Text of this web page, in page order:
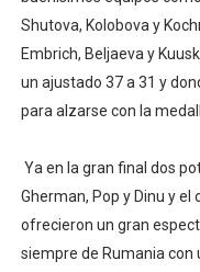
Shutova, Kolobova y
Embrich, Beljaeva y
un ajustado 37 a 31 y
para alzarse con la
Ya en la gran final dos
Gherman, Pop y Dinu y el
ofrecieron un gran
siempre de Rumania con